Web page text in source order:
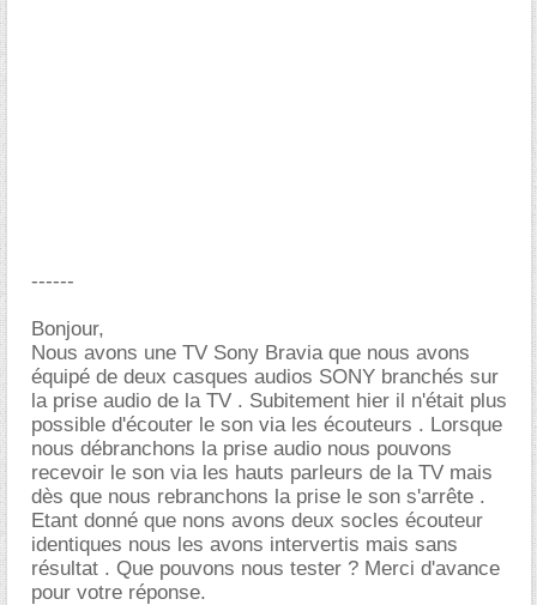
------
Bonjour,
Nous avons une TV Sony Bravia que nous avons
équipé de deux casques audios SONY branchés sur
la prise audio de la TV . Subitement hier il n'était plus
possible d'écouter le son via les écouteurs . Lorsque
nous débranchons la prise audio nous pouvons
recevoir le son via les hauts parleurs de la TV mais
dès que nous rebranchons la prise le son s'arrête .
Etant donné que nons avons deux socles écouteur
identiques nous les avons intervertis mais sans
résultat . Que pouvons nous tester ? Merci d'avance
pour votre réponse.